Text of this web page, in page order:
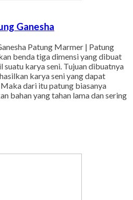
Ganesha
Patung Marmer | Patung
benda tiga dimensi yang dibuat
suatu karya seni. Tujuan dibuatnya
karya seni yang dapat
dari itu patung biasanya
bahan yang tahan lama dan sering